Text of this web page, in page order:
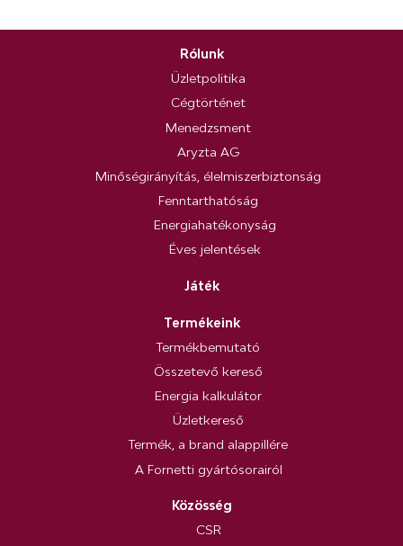
Rólunk
Üzletpolitika
Cégtörténet
Menedzsment
Aryzta AG
Minőségirányítás, élelmiszerbiztonság
Fenntarthatóság
Energiahatékonyság
Éves jelentések
Játék
Termékeink
Termékbemutató
Összetevő kereső
Energia kalkulátor
Üzletkereső
Termék, a brand alappillére
A Fornetti gyártósorairól
Közösség
CSR